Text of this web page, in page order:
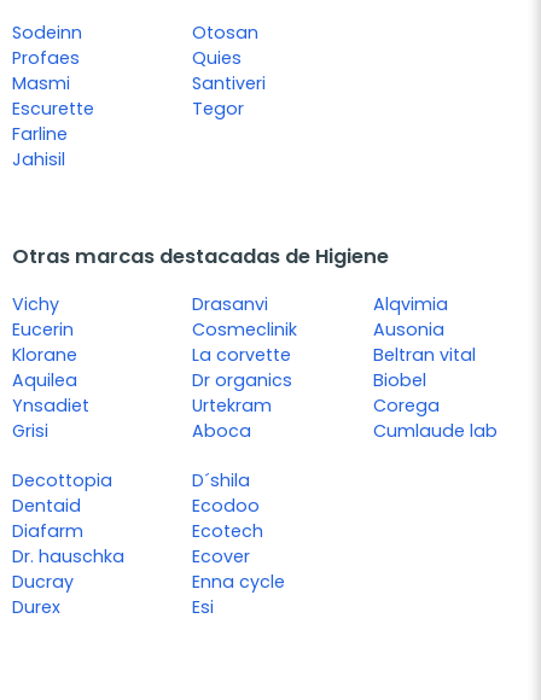
Sodeinn
Profaes
Masmi
Escurette
Farline
Jahisil
Otosan
Quies
Santiveri
Tegor
Otras marcas destacadas de Higiene
Vichy
Eucerin
Klorane
Aquilea
Ynsadiet
Grisi
Drasanvi
Cosmeclinik
La corvette
Dr organics
Urtekram
Aboca
Alqvimia
Ausonia
Beltran vital
Biobel
Corega
Cumlaude lab
Decottopia
Dentaid
Diafarm
Dr. hauschka
Ducray
Durex
D´shila
Ecodoo
Ecotech
Ecover
Enna cycle
Esi